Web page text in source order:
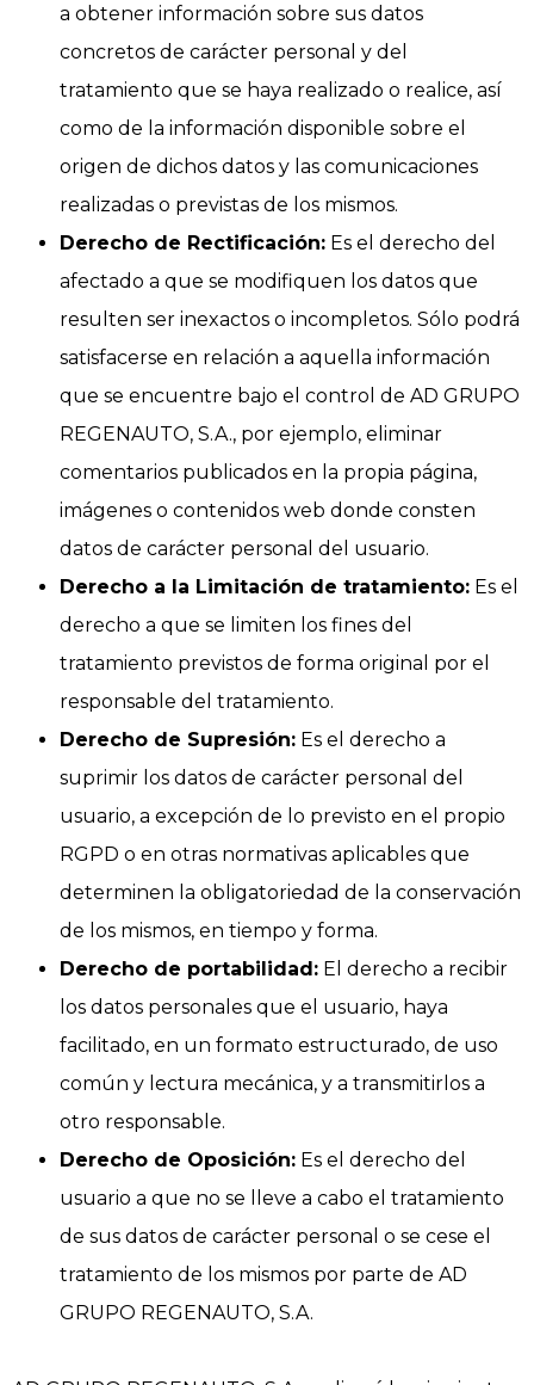
a obtener información sobre sus datos
concretos de carácter personal y del
tratamiento que se haya realizado o realice, así
como de la información disponible sobre el
origen de dichos datos y las comunicaciones
realizadas o previstas de los mismos.
Derecho de Rectificación: Es el derecho del
afectado a que se modifiquen los datos que
resulten ser inexactos o incompletos. Sólo podrá
satisfacerse en relación a aquella información
que se encuentre bajo el control de AD GRUPO
REGENAUTO, S.A., por ejemplo, eliminar
comentarios publicados en la propia página,
imágenes o contenidos web donde consten
datos de carácter personal del usuario.
Derecho a la Limitación de tratamiento: Es el
derecho a que se limiten los fines del
tratamiento previstos de forma original por el
responsable del tratamiento.
Derecho de Supresión: Es el derecho a
suprimir los datos de carácter personal del
usuario, a excepción de lo previsto en el propio
RGPD o en otras normativas aplicables que
determinen la obligatoriedad de la conservación
de los mismos, en tiempo y forma.
Derecho de portabilidad: El derecho a recibir
los datos personales que el usuario, haya
facilitado, en un formato estructurado, de uso
común y lectura mecánica, y a transmitirlos a
otro responsable.
Derecho de Oposición: Es el derecho del
usuario a que no se lleve a cabo el tratamiento
de sus datos de carácter personal o se cese el
tratamiento de los mismos por parte de AD
GRUPO REGENAUTO, S.A.